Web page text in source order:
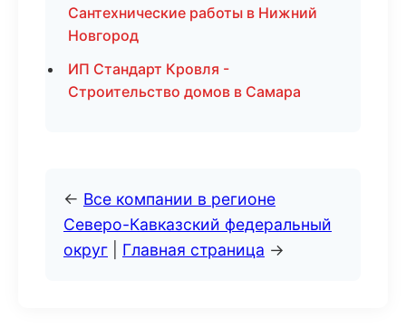
Сантехнические работы в Нижний
Новгород
ИП Стандарт Кровля -
Строительство домов в Самара
← Все компании в регионе
Северо-Кавказский федеральный
округ
Главная страница →